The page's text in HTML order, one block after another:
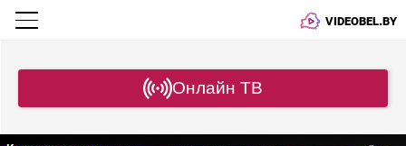
VIDEOBEL.BY
Онлайн ТВ